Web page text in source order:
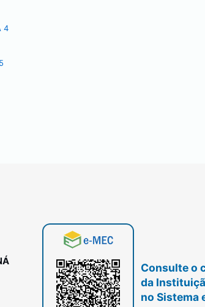
4
Consulte o
da
no Sistema